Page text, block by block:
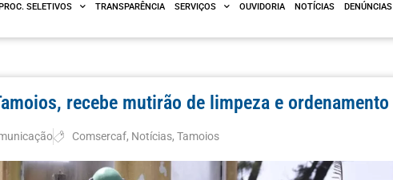
SELETIVOS TRANSPARÊNCIA SERVIÇOS OUVIDORIA NOTÍCIAS DENÚNCIAS
recebe mutirão de limpeza e ordenamento
Comsercaf, Notícias,Tamoios